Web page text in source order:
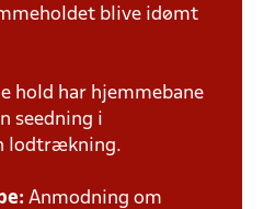
blive idømt
hold har hjemmebane
seedning i
lodtrækning.
Anmodning om